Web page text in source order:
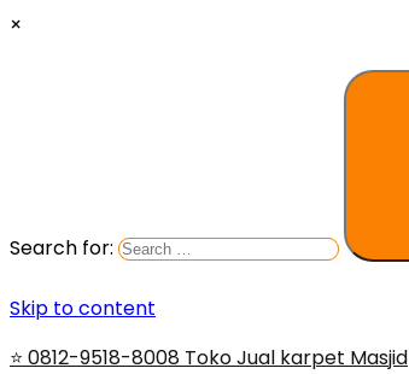
×
Search for:
Skip to content
⭐ 0812-9518-8008 Toko Jual karpet Masjid